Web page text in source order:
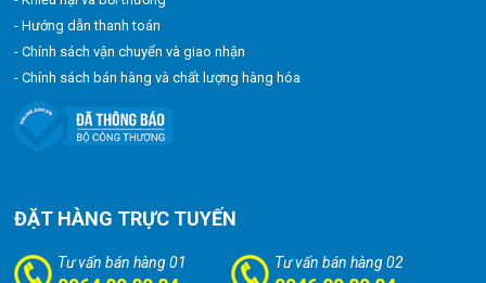
- Hướng dẫn thanh toán
- Chính sách vận chuyển và giao nhận
- Chính sách bán hàng và chất lượng hàng hóa
ĐẶT HÀNG TRỰC TUYẾN
Tư vấn bán hàng 01 Tư vấn bán hàng 02